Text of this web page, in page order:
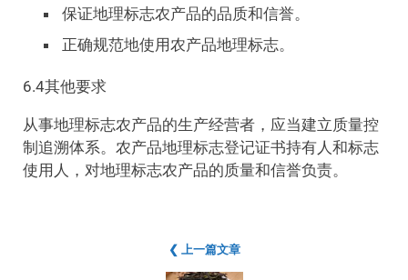
保证地理标志农产品的品质和信誉。
正确规范地使用农产品地理标志。
6.4其他要求
从事地理标志农产品的生产经营者，应当建立质量控
制追溯体系。农产品地理标志登记证书持有人和标志
使用人，对地理标志农产品的质量和信誉负责。
❮ 上一篇文章